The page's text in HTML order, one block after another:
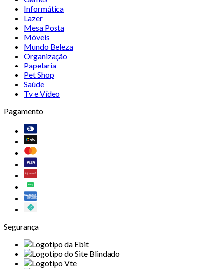
Informática
Lazer
Mesa Posta
Móveis
Mundo Beleza
Organização
Papelaria
Pet Shop
Saúde
Tv e Vídeo
Pagamento
Segurança